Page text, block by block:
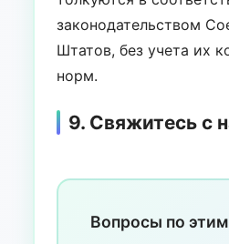
законодательством
Штатов, без учета их
норм.
9. Свяжитесь с
Вопросы по